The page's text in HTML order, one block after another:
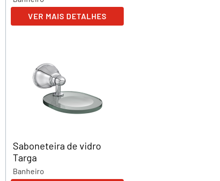
VER MAIS DETALHES
Saboneteira de vidro
Targa
Banheiro